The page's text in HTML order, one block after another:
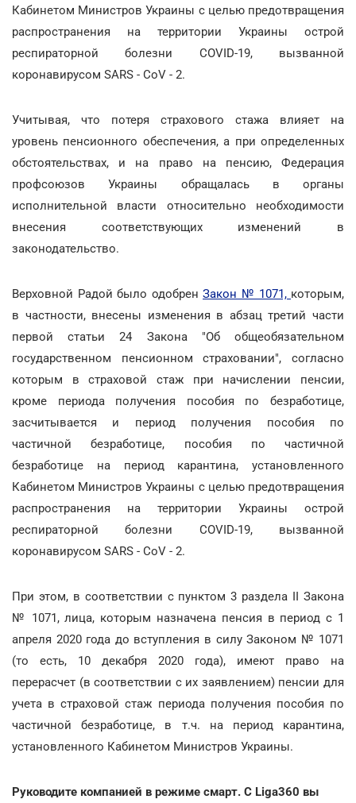
Кабинетом Министров Украины с целью предотвращения
распространения на территории Украины острой
респираторной болезни COVID-19, вызванной
коронавирусом SARS - CoV - 2.
Учитывая, что потеря страхового стажа влияет на
уровень пенсионного обеспечения, а при определенных
обстоятельствах, и на право на пенсию, Федерация
профсоюзов Украины обращалась в органы
исполнительной власти относительно необходимости
внесения соответствующих изменений в
законодательство.
Верховной Радой было одобрен Закон № 1071, которым,
в частности, внесены изменения в абзац третий части
первой статьи 24 Закона "Об общеобязательном
государственном пенсионном страховании", согласно
которым в страховой стаж при начислении пенсии,
кроме периода получения пособия по безработице,
засчитывается и период получения пособия по
частичной безработице, пособия по частичной
безработице на период карантина, установленного
Кабинетом Министров Украины с целью предотвращения
распространения на территории Украины острой
респираторной болезни COVID-19, вызванной
коронавирусом SARS - CoV - 2.
При этом, в соответствии с пунктом 3 раздела ІІ Закона
№ 1071, лица, которым назначена пенсия в период с 1
апреля 2020 года до вступления в силу Законом № 1071
(то есть, 10 декабря 2020 года), имеют право на
перерасчет (в соответствии с их заявлением) пенсии для
учета в страховой стаж периода получения пособия по
частичной безработице, в т.ч. на период карантина,
установленного Кабинетом Министров Украины.
Руководите компанией в режиме смарт. С Liga360 вы